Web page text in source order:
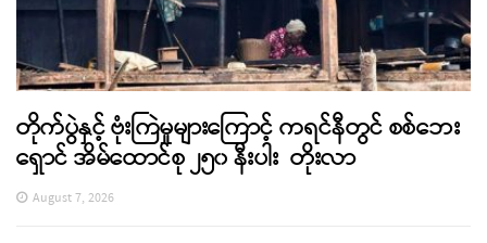
တိုက်ပွဲနှင့် ဗုံးကြဲမှုများကြောင့် ကရင်နီတွင် စစ်ဘေး
ရှောင် အိမ်ထောင်စု ၂၅၀ နီးပါး တိုးလာ
August 7, 2026